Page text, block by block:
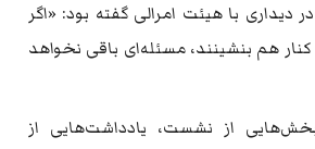
دیداری با هیئت امرالی گفته بود: «اگر
کنار هم بنشینند، مسئله‌ای باقی نخواهد
از نشست، یادداشت‌هایی از